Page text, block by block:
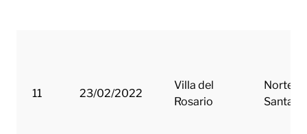
11 23/02/2022
Villa del
Rosario
Norte